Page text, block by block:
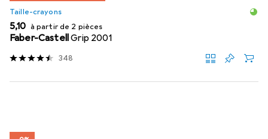
Taille-crayons
EUR
5,10 à partir de 2 pièces
Faber-CastellGrip 2001
348